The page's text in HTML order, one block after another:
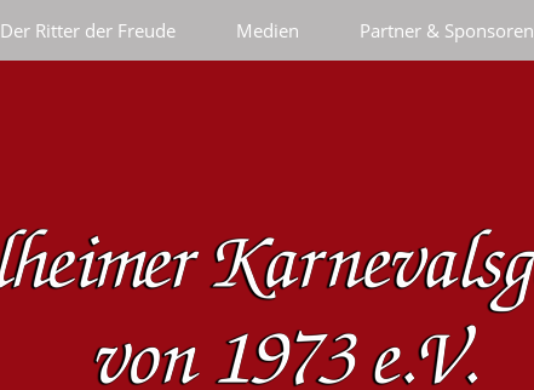
Der Ritter der Freude Medien Partner & Sponsoren